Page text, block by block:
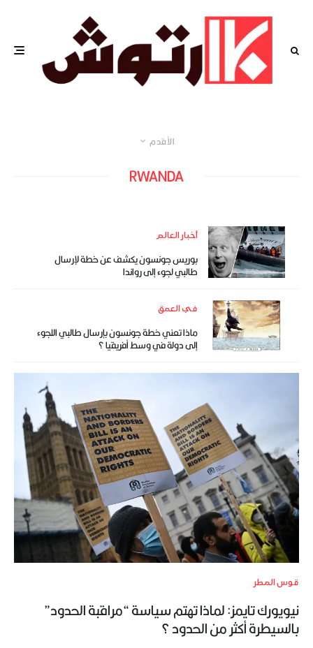
الأقدم
RWANDA
أخبار العالم
بوريس جونسون يكشف عن خطة لإرسال
طالبي لجوء إلى رواندا
في العمق
ماذا تعني خطة جونسون بإرسال طالبي اللجوء
إلى دولة في وسط أفريقيا ؟
قوس المطر
نيويورك تايمز: لماذا تهتم سياسة “مراقبة الحدود”
بالسيطرة أكثر من الحدود ؟